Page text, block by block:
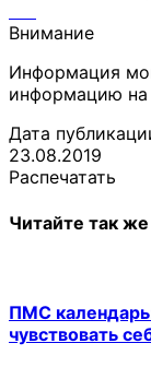
Внимание
Информация
информацию на
Дата
23.08.2019
Распечатать
Читайте так же
ПМС
чувствовать